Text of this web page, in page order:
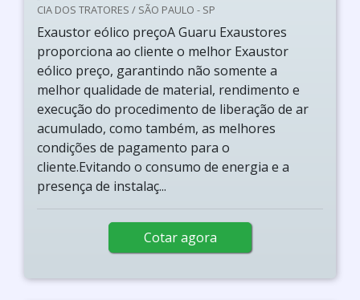
CIA DOS TRATORES / SÃO PAULO - SP
Exaustor eólico preçoA Guaru Exaustores
proporciona ao cliente o melhor Exaustor
eólico preço, garantindo não somente a
melhor qualidade de material, rendimento e
execução do procedimento de liberação de ar
acumulado, como também, as melhores
condições de pagamento para o
cliente.Evitando o consumo de energia e a
presença de instalaç...
Cotar agora